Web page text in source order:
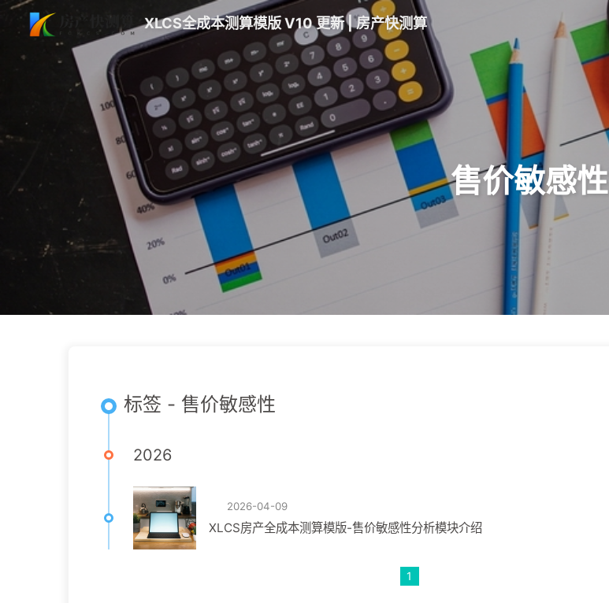
XLCS全成本测算模版 V10 更新 | 房产快测算
售价敏感性
标签 - 售价敏感性
2026
2026-04-09
XLCS房产全成本测算模版-售价敏感性分析模块介绍
1